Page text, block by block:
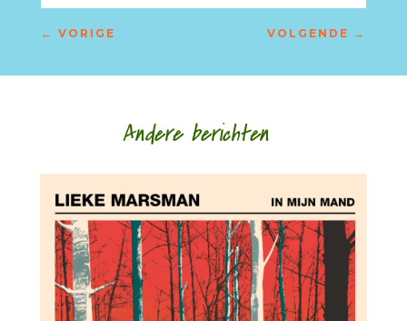
← VORIGE VOLGENDE →
Andere berichten